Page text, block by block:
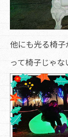
他にも光る椅子
って椅子じゃな